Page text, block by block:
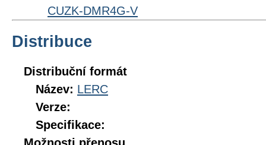
CUZK-DMR4G-V
Distribuce
Distribuční formát
Název: LERC
Verze:
Specifikace: